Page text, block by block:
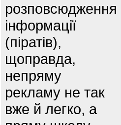
розповсюдження
інформації
(піратів),
щоправда,
непряму
рекламу не так
вже й легко, а